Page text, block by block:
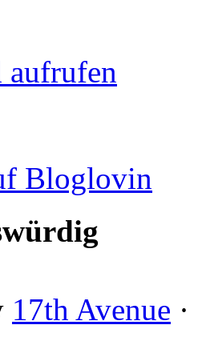
aufrufen
Bloglovin
17th Avenue